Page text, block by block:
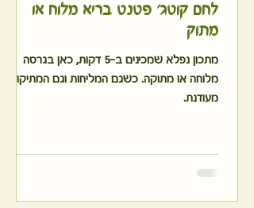
לחם קוטג' פטנט בריא מלוח או
מתוק
מתכון נפלא שמכינים ב-5 דקות, כאן בגרסה
מלוחה או מתוקה. כשגם המליחות וגם המתיקות
מעודנת.